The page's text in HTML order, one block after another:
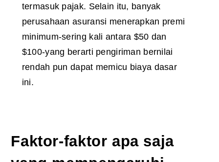
termasuk pajak. Selain itu, banyak
perusahaan asuransi menerapkan premi
minimum-sering kali antara $50 dan
$100-yang berarti pengiriman bernilai
rendah pun dapat memicu biaya dasar
ini.
Faktor-faktor apa saja